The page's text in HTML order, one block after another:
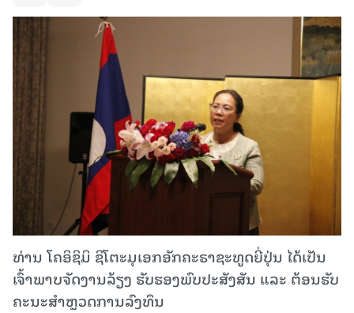
ທ່ານ ໂຄອິຊິມິ ຊິໂຕະມຸເອກອັກຄະຣາຊະທູດຍີ່ປຸ່ນ ໄດ້ເປັນ
ເຈົ້າພາບຈັດງານລ້ຽງ ຮັບຮອງພົບປະສັງສັນ ແລະ ຕ້ອນຮັບ
ຄະນະສໍາຫຼວດການລົງທຶນ